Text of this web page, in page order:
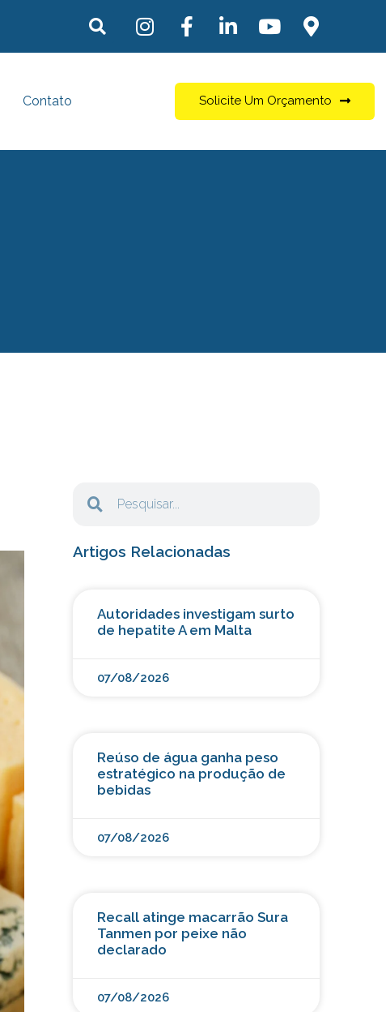
Contato Solicite Um Orçamento
Artigos Relacionadas
Autoridades investigam surto
de hepatite A em Malta
07/08/2026
Reúso de água ganha peso
estratégico na produção de
bebidas
07/08/2026
Recall atinge macarrão Sura
Tanmen por peixe não
declarado
07/08/2026